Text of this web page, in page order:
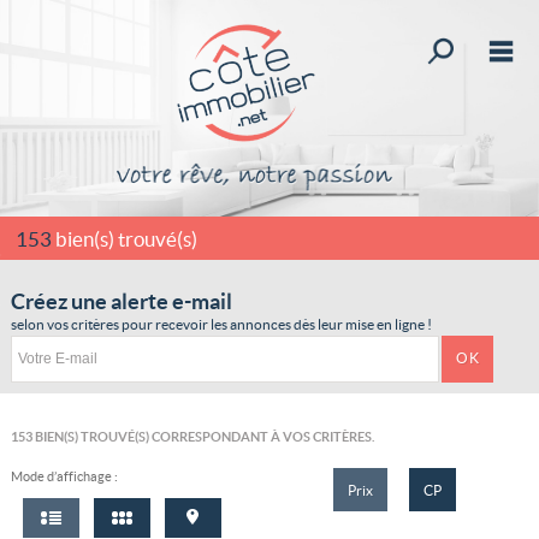
Affiner la
Vendre
Louer
Rejoignez-nous
Mon compte
Mes sélections 0
Accueil
Qui sommes-nous ?
153 bien(s) trouvé(s)
Créez une alerte e-mail
selon vos critères pour recevoir les annonces dès leur mise en ligne !
153BIEN(S) TROUVÉ(S) CORRESPONDANT À VOS CRITÈRES.
Mode d’affichage :
Prix CP